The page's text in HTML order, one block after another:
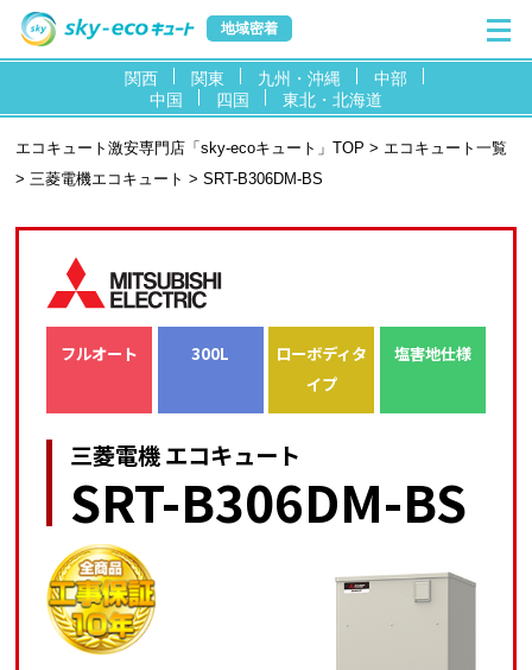
地域密着
関西 関東 九州・沖縄
中部
中国
四国 東北・北海道
エコキュート激安専門店「sky-ecoキュート」TOP > エコキュート一覧
>三菱電機エコキュート > SRT-B306DM-BS
フルオート 300L
ローボディタ
イプ
塩害地仕様
三菱電機 エコキュート
SRT-B306DM-BS